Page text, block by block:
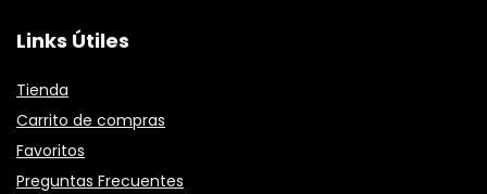
Links Útiles
Tienda
Carrito de compras
Favoritos
Preguntas Frecuentes